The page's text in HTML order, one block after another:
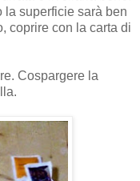
la superficie sarà ben
coprire con la carta di
Cospargere la